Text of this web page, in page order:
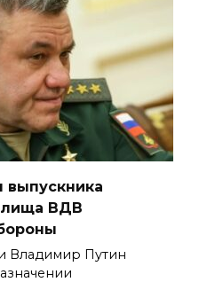
выпускника
ВДВ
Владимир Путин